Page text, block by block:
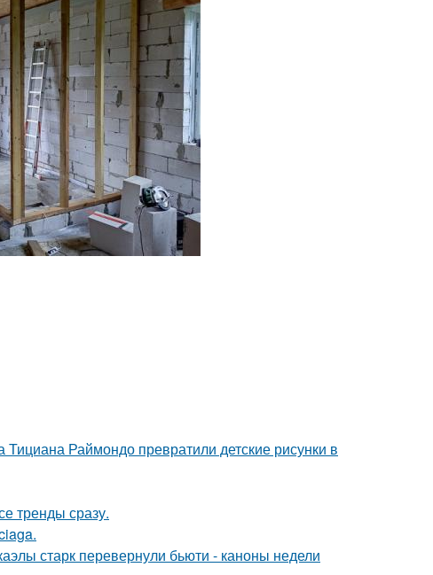
Раймондо превратили детские рисунки в
тренды сразу.
старк перевернули бьюти - каноны недели